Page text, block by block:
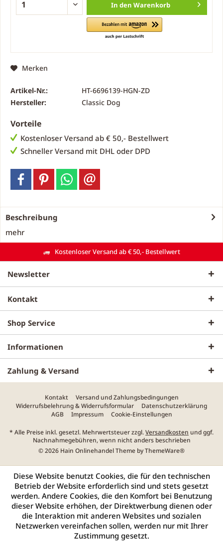
In den Warenkorb
Merken
Artikel-Nr.:
HT-6696139-HGN-ZD
Hersteller:
Classic Dog
Vorteile
Kostenloser Versand ab € 50,- Bestellwert
Schneller Versand mit DHL oder DPD
Beschreibung
mehr
Kostenloser Versand ab € 50,- Bestellwert
Newsletter
Kontakt
Shop Service
Informationen
Zahlung & Versand
Kontakt
Versand und Zahlungsbedingungen
Widerrufsbelehrung & Widerrufsformular
Datenschutzerklärung
AGB
Impressum Cookie-Einstellungen
* Alle Preise inkl. gesetzl. Mehrwertsteuer zzgl.Versandkosten und ggf.
Nachnahmegebühren, wenn nicht anders beschrieben
© 2026 Hain Onlinehandel Theme byThemeWare®
Diese Website benutzt Cookies, die für den technischen
Betrieb der Website erforderlich sind und stets gesetzt
werden. Andere Cookies, die den Komfort bei Benutzung
dieser Website erhöhen, der Direktwerbung dienen oder
die Interaktion mit anderen Websites und sozialen
Netzwerken vereinfachen sollen, werden nur mit Ihrer
Zustimmung gesetzt.